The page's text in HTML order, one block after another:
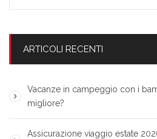
ARTICOLI RECENTI
Vacanze in campeggio con i
migliore?
Assicurazione viaggio estate